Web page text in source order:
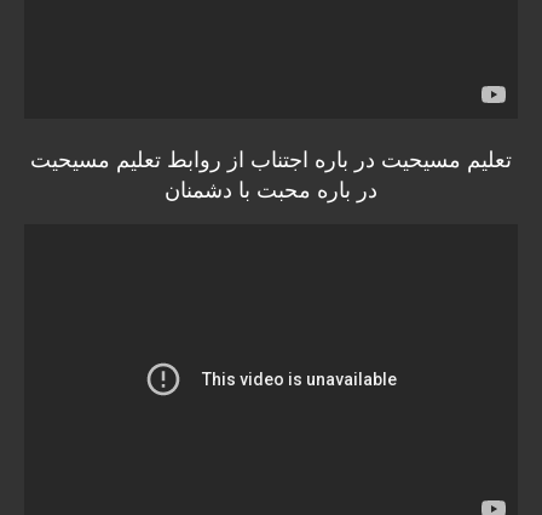
تعلیم مسیحیت در باره اجتناب از روابط تعلیم مسیحیت
در باره محبت با دشمنان